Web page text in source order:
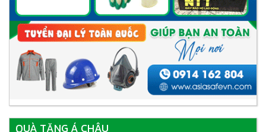
QUÀ TẶNG Á CHÂU